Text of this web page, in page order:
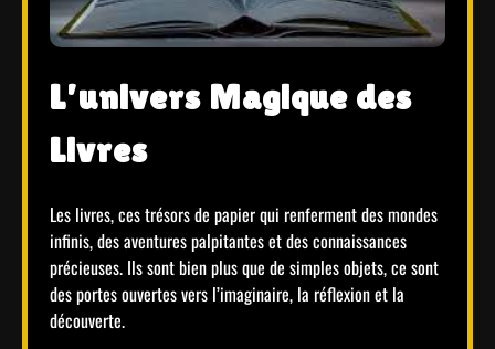
L’univers Magique des
Livres
Les livres, ces trésors de papier qui renferment des mondes
infinis, des aventures palpitantes et des connaissances
précieuses. Ils sont bien plus que de simples objets, ce sont
des portes ouvertes vers l’imaginaire, la réflexion et la
découverte.